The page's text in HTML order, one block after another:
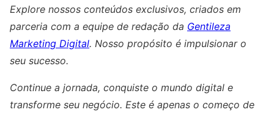
Explore nossos conteúdos exclusivos, criados em
parceria com a equipe de redação da Gentileza
Marketing Digital. Nosso propósito é impulsionar o
seu sucesso.
Continue a jornada, conquiste o mundo digital e
transforme seu negócio. Este é apenas o começo de